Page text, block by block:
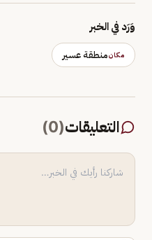
وَرَد في الخبر
مكانمنطقة عسير
التعليقات(
0
)